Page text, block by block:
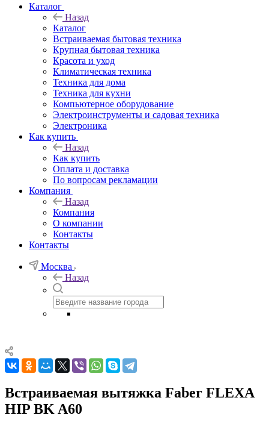
Каталог
Назад
Каталог
Встраиваемая бытовая техника
Крупная бытовая техника
Красота и уход
Климатическая техника
Техника для дома
Техника для кухни
Компьютерное оборудование
Электроинструменты и садовая техника
Электроника
Как купить
Назад
Как купить
Оплата и доставка
По вопросам рекламации
Компания
Назад
Компания
О компании
Контакты
Контакты
Москва
Назад
Встраиваемая вытяжка Faber FLEXA
HIP BK A60